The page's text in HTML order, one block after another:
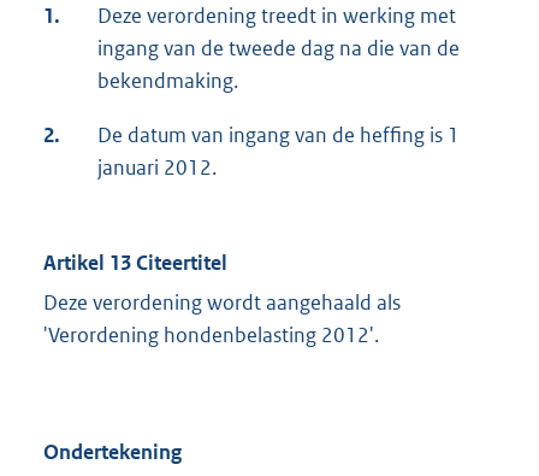
1.
Deze verordening treedt in werking met
ingang van de tweede dag na die van de
bekendmaking.
2.
De datum van ingang van de heffing is 1
januari 2012.
Artikel 13 Citeertitel
Deze verordening wordt aangehaald als
'Verordening hondenbelasting 2012'.
Ondertekening